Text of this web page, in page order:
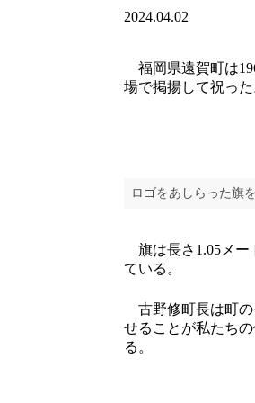
2024.04.02
福岡県遠賀町は
場で掲揚して祝った
ロゴをあしらった旗
旗は長さ1.05メー
ている。
古野修町長は町の
せることが私たち
る。